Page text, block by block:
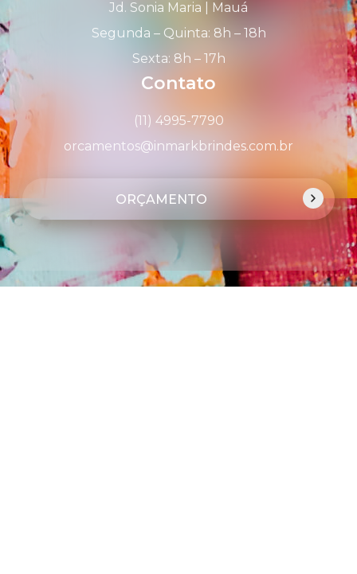
Jd. Sonia Maria | Mauá
Segunda – Quinta: 8h – 18h
Sexta: 8h – 17h
Contato
(11) 4995-7790
orcamentos@inmarkbrindes.com.br
ORÇAMENTO